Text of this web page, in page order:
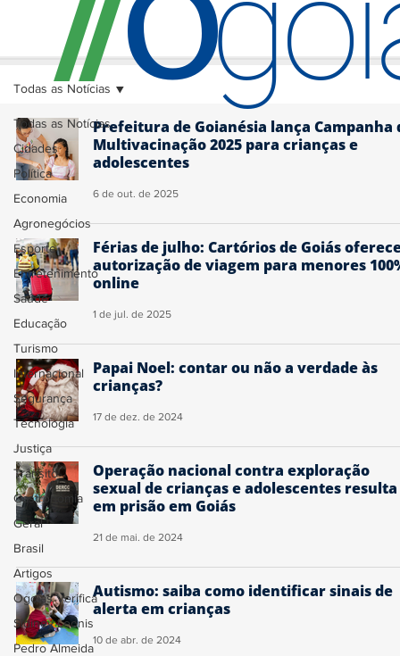
Todas as Notícias
Cidades
Política
Economia
Agronegócios
Esporte
Entretenimento
Saúde
Educação
Turismo
Internacional
Segurança
Tecnologia
Justiça
Trânsito
Gastronomia
Geral
Brasil
Artigos
Ogoiás Verifica
Sidiney Leonis
Pedro Almeida
Todas as Notícias
Prefeitura de Goianésia lança Campanha
Multivacinação 2025 para crianças e
adolescentes
6 de out. de 2025
Férias de julho: Cartórios de Goiás
autorização de viagem para menores
online
1 de jul. de 2025
Papai Noel: contar ou não a verdade às
crianças?
17 de dez. de 2024
Operação nacional contra exploração
sexual de crianças e adolescentes resulta
em prisão em Goiás
21 de mai. de 2024
Autismo: saiba como identificar sinais de
alerta em crianças
10 de abr. de 2024